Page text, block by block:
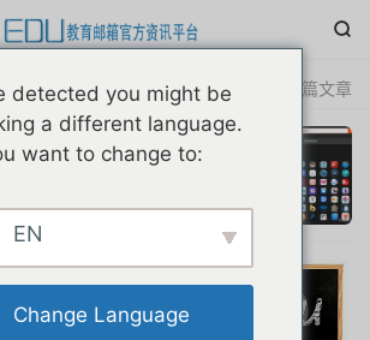

共 2 篇文章
大全
生应用商店大全edu
程
大集合（2012-2026
detected you might be
a different language.
want to change to:
EN
Change Language